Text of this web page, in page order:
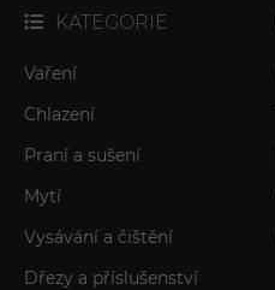
KATEGORIE
Vaření
Chlazení
Praní a sušení
Mytí
Vysávání a čištění
Dřezy a příslušenství